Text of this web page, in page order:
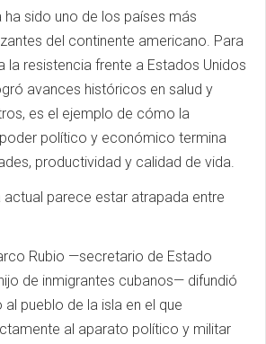
ha sido uno de los países más
del continente americano. Para
la resistencia frente a Estados Unidos
avances históricos en salud y
es el ejemplo de cómo la
político y económico termina
productividad y calidad de vida.
actual parece estar atrapada entre
Rubio —secretario de Estado
de inmigrantes cubanos— difundió
al pueblo de la isla en el que
al aparato político y militar